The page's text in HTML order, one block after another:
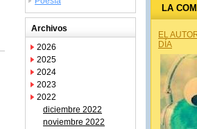
Archivos
2026
2025
2024
2023
2022
diciembre 2022
noviembre 2022
LA
EL
DÍA